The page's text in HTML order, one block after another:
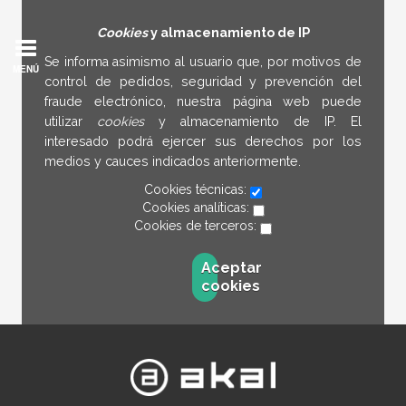
Cookiesy almacenamiento de IP
Se informa asimismo al usuario que, por motivos de
control de pedidos, seguridad y prevención del
fraude electrónico, nuestra página web puede
utilizar cookies y almacenamiento de IP. El
interesado podrá ejercer sus derechos por los
medios y cauces indicados anteriormente.
Cookies técnicas:
Cookies analíticas:
Cookies de terceros:
Aceptar
cookies
MENÚ